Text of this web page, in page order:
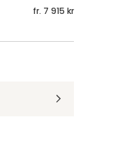
fr. 7 915 kr